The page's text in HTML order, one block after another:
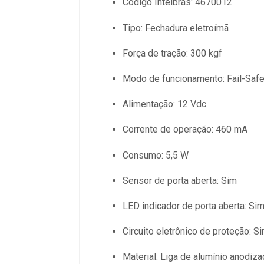
Código Intelbras: 4670012
Tipo: Fechadura eletroímã
Força de tração: 300 kgf
Modo de funcionamento: Fail-Safe
Alimentação: 12 Vdc
Corrente de operação: 460 mA
Consumo: 5,5 W
Sensor de porta aberta: Sim
LED indicador de porta aberta: Sim
Circuito eletrônico de proteção:
Material: Liga de alumínio